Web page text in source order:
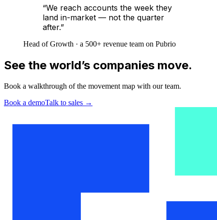
“We reach accounts the week they
land in-market — not the quarter
after.”
Head of Growth · a 500+ revenue team on Pubrio
See the world’s companies move.
Book a walkthrough of the movement map with our team.
Book a demoTalk to sales →